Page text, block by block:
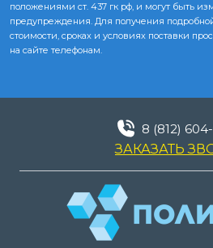
положениями ст. 437 гк рф, и могут быть
предупреждения. Для получения
стоимости, сроках и условиях поставки
на сайте телефонам.
8 (812)
ЗАКАЗАТЬ